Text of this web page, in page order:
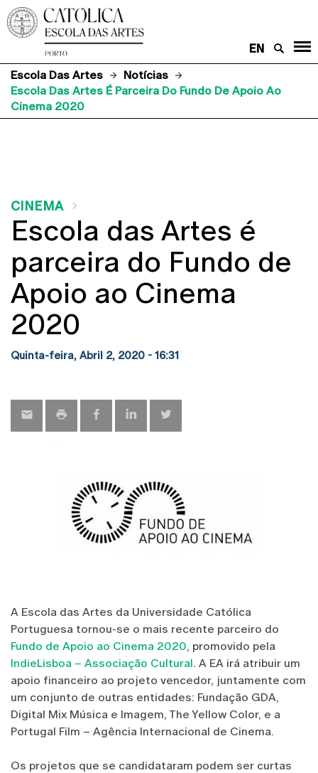
EN
Escola Das Artes
Notícias
Escola Das Artes É Parceira Do Fundo De Apoio Ao
Cinema 2020
CINEMA
Escola das Artes é
parceira do Fundo de
Apoio ao Cinema
2020
Quinta-feira, Abril 2, 2020 - 16:31
A Escola das Artes da Universidade Católica
Portuguesa tornou-se o mais recente parceiro do
Fundo de Apoio ao Cinema 2020, promovido pela
IndieLisboa – Associação Cultural. A EA irá atribuir um
apoio financeiro ao projeto vencedor, juntamente com
um conjunto de outras entidades: Fundação GDA,
Digital Mix Música e Imagem, The Yellow Color, e a
Portugal Film – Agência Internacional de Cinema.
Os projetos que se candidataram podem ser curtas